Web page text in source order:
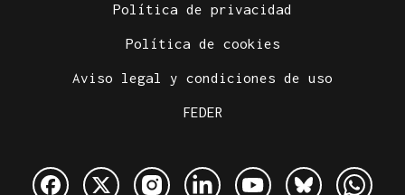
Política de privacidad
Política de cookies
Aviso legal y condiciones de uso
FEDER